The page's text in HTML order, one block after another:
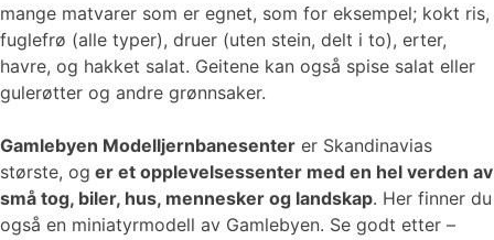
mange matvarer som er egnet, som for eksempel; kokt ris,
fuglefrø (alle typer), druer (uten stein, delt i to), erter,
havre, og hakket salat. Geitene kan også spise salat eller
gulerøtter og andre grønnsaker.
Gamlebyen Modelljernbanesenter er Skandinavias
største, og er et opplevelsessenter med en hel verden av
små tog, biler, hus, mennesker og landskap. Her finner du
også en miniatyrmodell av Gamlebyen. Se godt etter –